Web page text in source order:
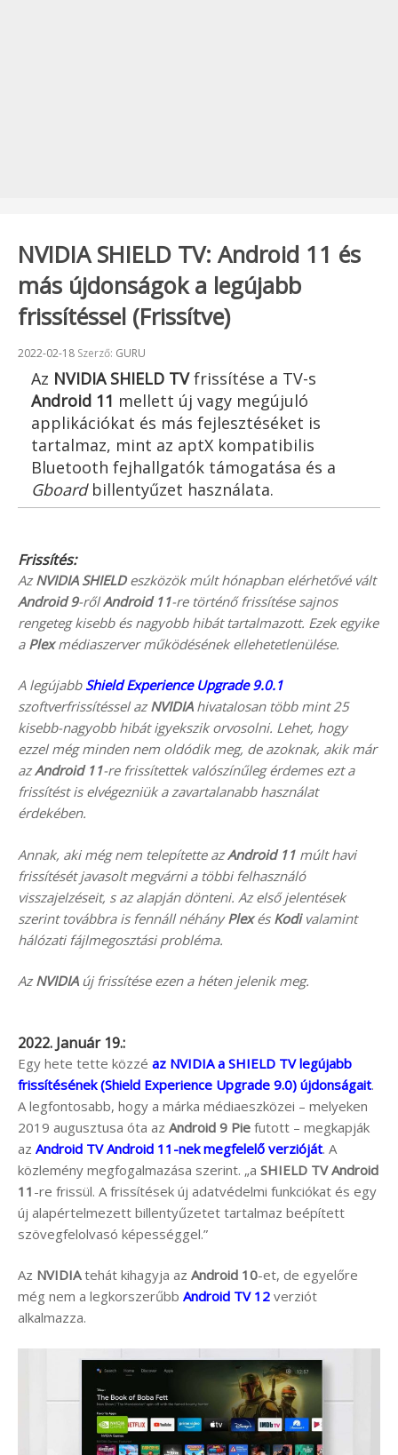
NVIDIA SHIELD TV: Android 11 és
más újdonságok a legújabb
frissítéssel (Frissítve)
Beküldve:
2022-02-18 Szerző: GURU
Az NVIDIA SHIELD TVfrissítése a TV-s
Android 11 mellett új vagy megújuló
applikációkat és más fejlesztéséket is
tartalmaz, mint az aptX kompatibilis
Bluetooth fejhallgatók támogatása és a
Gboardbillentyűzet használata.
Frissítés:
AzNVIDIA SHIELDeszközök múlt hónapban elérhetővé vált
Android 9-rőlAndroid 11-re történő frissítése sajnos
rengeteg kisebb és nagyobb hibát tartalmazott. Ezek egyike
a Plexmédiaszerver működésének ellehetetlenülése.
A legújabb Shield Experience Upgrade 9.0.1
szoftverfrissítéssel azNVIDIAhivatalosan több mint 25
kisebb-nagyobb hibát igyekszik orvosolni. Lehet, hogy
ezzel még minden nem oldódik meg, de azoknak, akik már
azAndroid 11-re frissítettek valószínűleg érdemes ezt a
frissítést is elvégezniük a zavartalanabb használat
érdekében.
Annak, aki még nem telepítette azAndroid 11 múlt havi
frissítését javasolt megvárni a többi felhasználó
visszajelzéseit, s az alapján dönteni. Az első jelentések
szerint továbbra is fennáll néhányPlexés Kodivalamint
hálózati fájlmegosztási probléma.
AzNVIDIAúj frissítése ezen a héten jelenik meg.
2022. Január 19.:
Egy hete tette közzé az NVIDIA a SHIELD TV legújabb
frissítésének (Shield Experience Upgrade 9.0) újdonságait.
A legfontosabb, hogy a márka médiaeszközei – melyeken
2019 augusztusa óta az Android 9 Pie futott – megkapják
az Android TV Android 11-nek megfelelő verzióját. A
közlemény megfogalmazása szerint. „a SHIELD TV Android
11 -re frissül. A frissítések új adatvédelmi funkciókat és egy
új alapértelmezett billentyűzetet tartalmaz beépített
szövegfelolvasó képességgel.”
Az NVIDIAtehát kihagyja az Android 10-et, de egyelőre
még nem a legkorszerűbb Android TV 12 verziót
alkalmazza.